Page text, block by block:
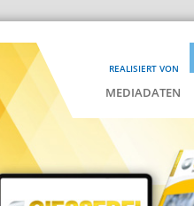
REALISIERT VON
MEDIADATEN